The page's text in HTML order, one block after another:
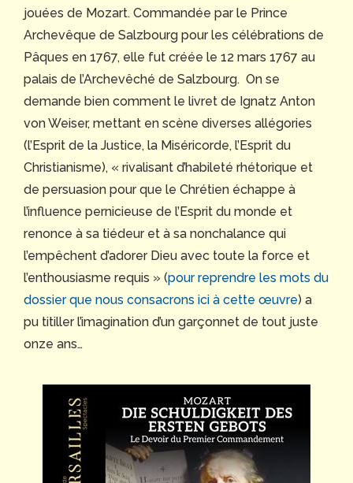
jouées de Mozart. Commandée par le Prince
Archevêque de Salzbourg pour les célébrations de
Pâques en 1767, elle fut créée le 12 mars 1767 au
palais de l’Archevêché de Salzbourg. On se
demande bien comment le livret de Ignatz Anton
von Weiser, mettant en scène diverses allégories
(l’Esprit de la Justice, la Miséricorde, l’Esprit du
Christianisme), « rivalisant d’habileté rhétorique et
de persuasion pour que le Chrétien échappe à
l’influence pernicieuse de l’Esprit du monde et
renonce à sa tiédeur et à sa nonchalance qui
l’empêchent d’adorer Dieu avec toute la force et
l’enthousiasme requis » (pour reprendre les mots du
dossier que nous consacrons ici à cette œuvre) a
pu titiller l’imagination d’un garçonnet de tout juste
onze ans…